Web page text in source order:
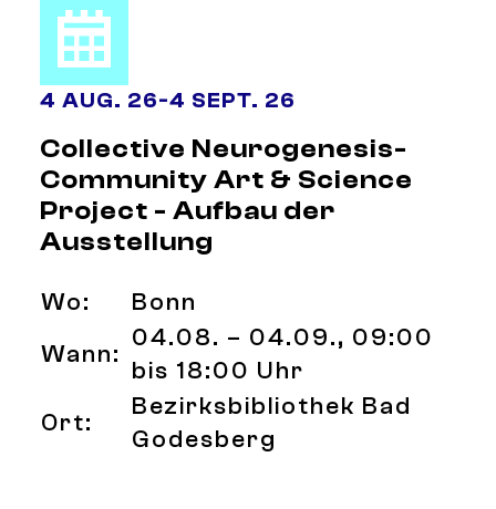
4 AUG. 26-4 SEPT. 26
Collective Neurogenesis-
Community Art & Science
Project - Aufbau der
Ausstellung
Wo:
Bonn
Wann:
04.08. – 04.09., 09:00
bis 18:00 Uhr
Ort:
Bezirksbibliothek Bad
Godesberg